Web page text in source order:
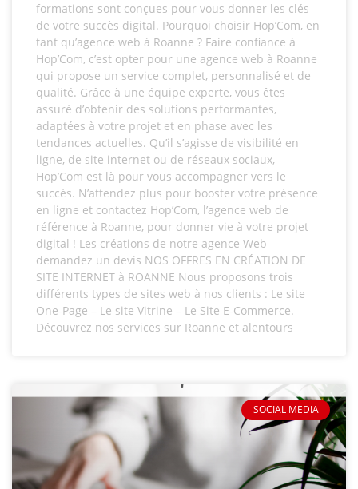
formations sont conçues pour vous donner les clés
de votre succès digital. Pourquoi choisir Hop’Com, en
tant qu’agence web à Roanne ? Faire confiance à
Hop’Com, c’est opter pour une agence web à Roanne
qui propose un service complet, personnalisé et de
qualité. Grâce à une équipe experte, vous êtes
assuré d’obtenir des solutions performantes,
adaptées à votre projet et en phase avec les
tendances actuelles. Qu’il s’agisse de visibilité en
ligne, de site internet ou de réseaux sociaux,
Hop’Com est là pour vous accompagner vers le
succès. N’attendez plus pour booster votre présence
en ligne et contactez Hop’Com, l’agence web de
référence à Roanne, pour donner vie à votre projet
digital ! Les créations de notre agence Web
demandez un devis NOS OFFRES EN CRÉATION DE
SITE INTERNET à ROANNE Nous proposons trois
différents types de sites web à nos clients : Le site
One-Page – Le site Vitrine – Le Site E-Commerce.
Découvrez nos services sur Roanne et alentours
SOCIAL MEDIA